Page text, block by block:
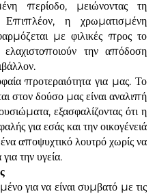
περίοδο, μειώνοντας τη
Επιπλέον, η χρωματισμένη
με φιλικές προς το
ελαχιστοποιούν την απόδοση
προτεραιότητα για μας. Το
στον δούσο μας είναι αναλιπή
εξασφαλίζοντας ότι η
για εσάς και την οικογένειά
αποψυχτικό λουτρό χωρίς να
την υγεία.
για να είναι συμβατό με τις